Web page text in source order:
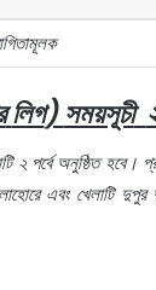
লিগ)সময়সূচী
২ পর্বে অনুষ্ঠিত হবে।
লাহোরে এবং খেলাটি দুপুর